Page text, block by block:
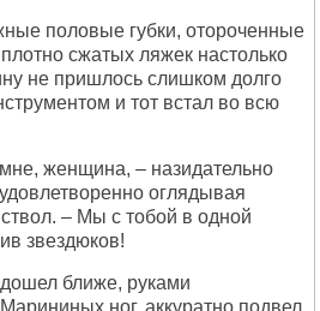
половые губки, отороченные
сжатых ляжек настолько
не пришлось слишком долго
и тот встал во всю
женщина, – назидательно
оглядывая
– Мы с тобой в одной
звездюков!
ближе, руками
ног, аккуратно подвел